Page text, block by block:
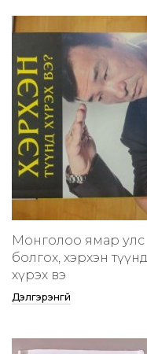
Монголоо ямар улс
болгох, хэрхэн түүнд
хүрэх вэ
Дэлгэрэнгүй